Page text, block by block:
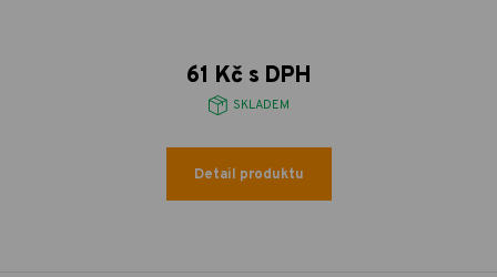
61 Kč s DPH
SKLADEM
Detail produktu